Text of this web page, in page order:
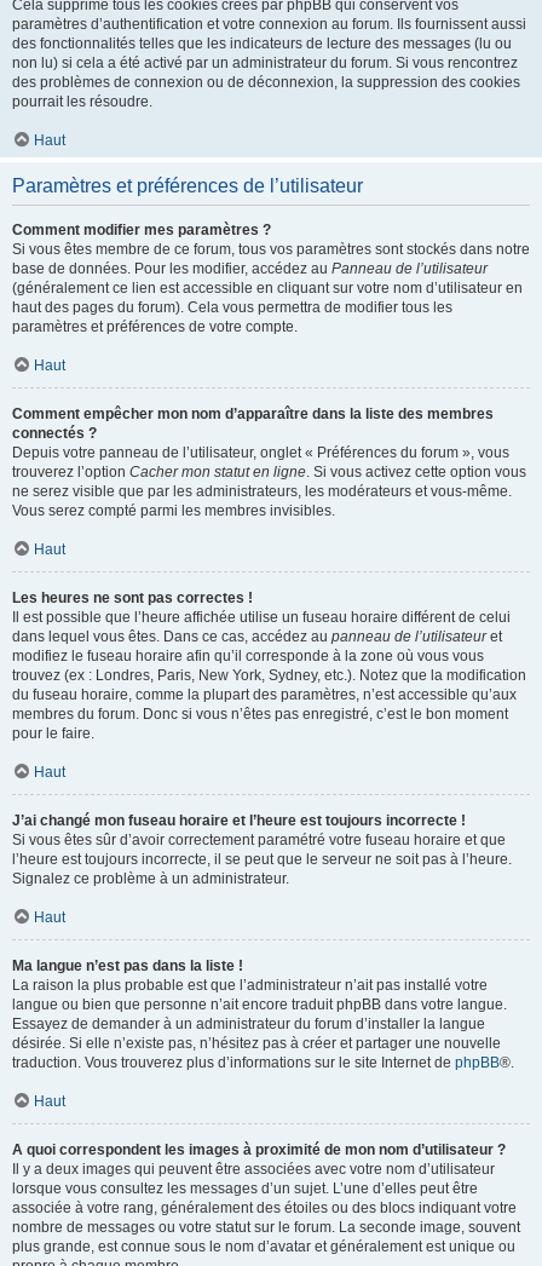
Cela supprime tous les cookies créés par phpBB qui conservent vos
paramètres d’authentification et votre connexion au forum. Ils fournissent aussi
des fonctionnalités telles que les indicateurs de lecture des messages (lu ou
non lu) si cela a été activé par un administrateur du forum. Si vous rencontrez
des problèmes de connexion ou de déconnexion, la suppression des cookies
pourrait les résoudre.
Haut
Paramètres et préférences de l’utilisateur
Comment modifier mes paramètres ?
Si vous êtes membre de ce forum, tous vos paramètres sont stockés dans notre
base de données. Pour les modifier, accédez au Panneau de l’utilisateur
(généralement ce lien est accessible en cliquant sur votre nom d’utilisateur en
haut des pages du forum). Cela vous permettra de modifier tous les
paramètres et préférences de votre compte.
Haut
Comment empêcher mon nom d’apparaître dans la liste des membres
connectés ?
Depuis votre panneau de l’utilisateur, onglet « Préférences du forum », vous
trouverez l’option Cacher mon statut en ligne. Si vous activez cette option vous
ne serez visible que par les administrateurs, les modérateurs et vous-même.
Vous serez compté parmi les membres invisibles.
Haut
Les heures ne sont pas correctes !
Il est possible que l’heure affichée utilise un fuseau horaire différent de celui
dans lequel vous êtes. Dans ce cas, accédez au panneau de l’utilisateuret
modifiez le fuseau horaire afin qu’il corresponde à la zone où vous vous
trouvez (ex : Londres, Paris, New York, Sydney, etc.). Notez que la modification
du fuseau horaire, comme la plupart des paramètres, n’est accessible qu’aux
membres du forum. Donc si vous n’êtes pas enregistré, c’est le bon moment
pour le faire.
Haut
J’ai changé mon fuseau horaire et l’heure est toujours incorrecte !
Si vous êtes sûr d’avoir correctement paramétré votre fuseau horaire et que
l’heure est toujours incorrecte, il se peut que le serveur ne soit pas à l’heure.
Signalez ce problème à un administrateur.
Haut
Ma langue n’est pas dans la liste !
La raison la plus probable est que l’administrateur n’ait pas installé votre
langue ou bien que personne n’ait encore traduit phpBB dans votre langue.
Essayez de demander à un administrateur du forum d’installer la langue
désirée. Si elle n’existe pas, n’hésitez pas à créer et partager une nouvelle
traduction. Vous trouverez plus d’informations sur le site Internet de phpBB®.
Haut
A quoi correspondent les images à proximité de mon nom d’utilisateur ?
Il y a deux images qui peuvent être associées avec votre nom d’utilisateur
lorsque vous consultez les messages d’un sujet. L’une d’elles peut être
associée à votre rang, généralement des étoiles ou des blocs indiquant votre
nombre de messages ou votre statut sur le forum. La seconde image, souvent
plus grande, est connue sous le nom d’avatar et généralement est unique ou